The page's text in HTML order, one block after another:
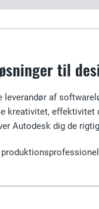
til
leverandør af
kreativitet,
Autodesk dig de